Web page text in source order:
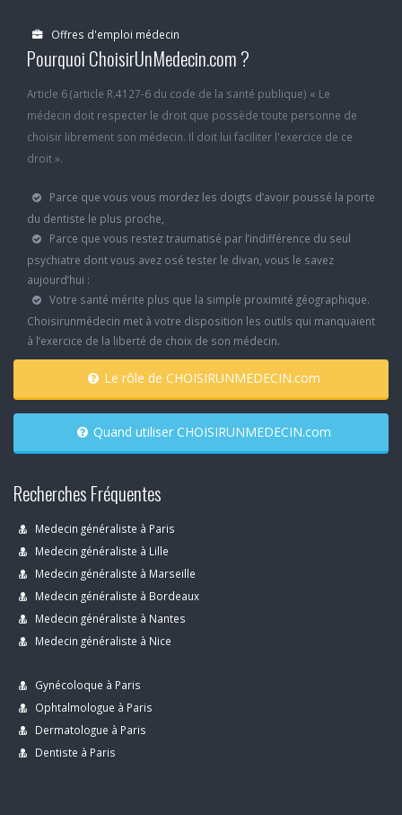
Offres d'emploi médecin
Pourquoi ChoisirUnMedecin.com ?
Article 6 (article R.4127-6 du code de la santé publique) « Le
médecin doit respecter le droit que possède toute personne de
choisir librement son médecin. Il doit lui faciliter l'exercice de ce
droit ».
Parce que vous vous mordez les doigts d’avoir poussé la porte
du dentiste le plus proche,
Parce que vous restez traumatisé par l’indifférence du seul
psychiatre dont vous avez osé tester le divan, vous le savez
aujourd’hui :
Votre santé mérite plus que la simple proximité géographique.
Choisirunmédecin met à votre disposition les outils qui manquaient
à l’exercice de la liberté de choix de son médecin.
Le rôle de CHOISIRUNMEDECIN.com
Quand utiliser CHOISIRUNMEDECIN.com
Recherches Fréquentes
Medecin généraliste à Paris
Medecin généraliste à Lille
Medecin généraliste à Marseille
Medecin généraliste à Bordeaux
Medecin généraliste à Nantes
Medecin généraliste à Nice
Gynécoloque à Paris
Ophtalmologue à Paris
Dermatologue à Paris
Dentiste à Paris